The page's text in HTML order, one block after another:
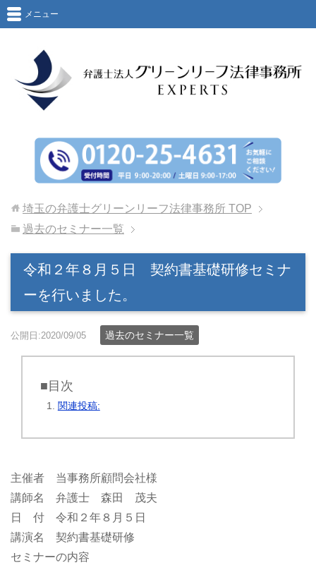
メニュー
埼玉の弁護士グリーンリーフ法律事務所 TOP
過去のセミナー一覧
令和２年８月５日 契約書基礎研修セミナ
ーを行いました。
公開日:2020/09/05 過去のセミナー一覧
■目次
関連投稿:
主催者 当事務所顧問会社様
講師名 弁護士 森田 茂夫
日 付 令和２年８月５日
講演名 契約書基礎研修
セミナーの内容